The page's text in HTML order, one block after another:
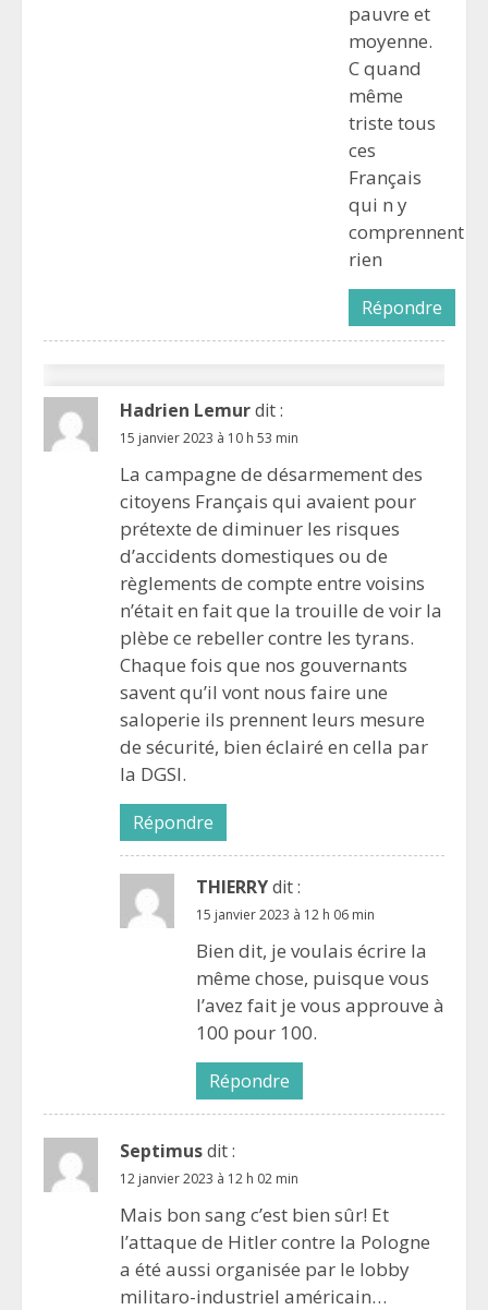
pauvre et
moyenne.
C quand
même
triste tous
ces
Français
qui n y
comprennent
rien
Répondre
Hadrien Lemurdit :
15 janvier 2023 à 10 h 53 min
La campagne de désarmement des
citoyens Français qui avaient pour
prétexte de diminuer les risques
d’accidents domestiques ou de
règlements de compte entre voisins
n’était en fait que la trouille de voir la
plèbe ce rebeller contre les tyrans.
Chaque fois que nos gouvernants
savent qu’il vont nous faire une
saloperie ils prennent leurs mesure
de sécurité, bien éclairé en cella par
la DGSI.
Répondre
THIERRYdit :
15 janvier 2023 à 12 h 06 min
Bien dit, je voulais écrire la
même chose, puisque vous
l’avez fait je vous approuve à
100 pour 100.
Répondre
Septimusdit :
12 janvier 2023 à 12 h 02 min
Mais bon sang c’est bien sûr! Et
l’attaque de Hitler contre la Pologne
a été aussi organisée par le lobby
militaro-industriel américain…